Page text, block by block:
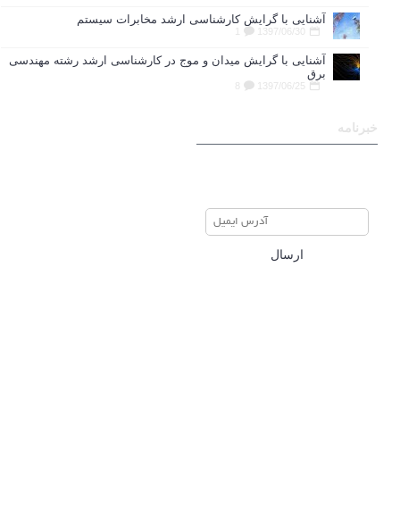
آشنایی با گرایش کارشناسی ارشد مخابرات سیستم
1397/06/30
آشنایی با گرایش میدان و موج در کارشناسی ارشد رشته مهندسی
برق
1397/06/25
خبرنامه
ارسال